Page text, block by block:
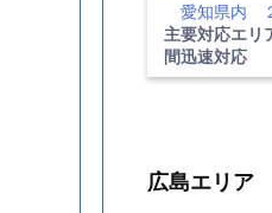
愛知県内
主要対応エリ
間迅速対応
広島エリア